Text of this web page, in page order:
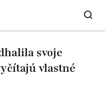
svoje
vlastné